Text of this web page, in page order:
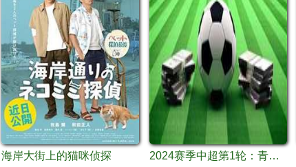
海岸大街上的猫咪侦探 2024赛季中超第1轮：青岛西海岸vs河南队